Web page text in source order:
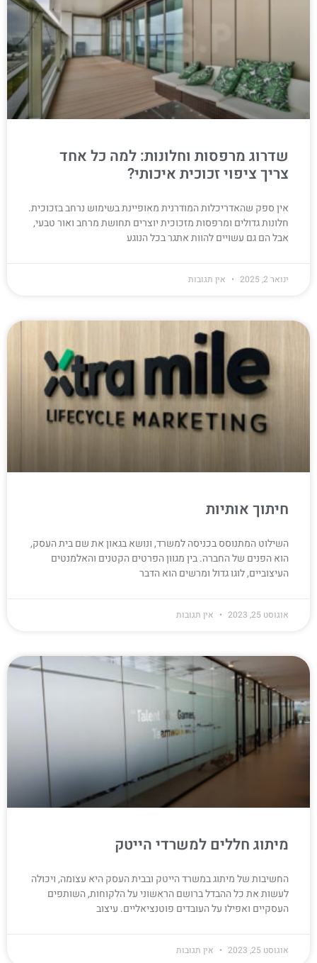
שדרוג מרפסות וחלונות: למה כל אחד
צריך ציפוי זכוכית איכותי?
אין ספק שהאדריכלות המודרנית מאופיינת בשימוש נרחב בזכוכית.
חלונות גדולים ומרפסות מזכוכית יוצרים תחושת מרחב ואור טבעי,
אבל הם גם עשויים להוות אתגר בכל הנוגע
ינואר 2, 2025 אין תגובות
חיתוך אותיות
השילוט המתנוסס בכניסה למשרד, ונושא בגאון את שם בית העסק,
הוא הפנים של החברה. בין מגוון הפרטים הקטנים והאלמנטים
העיצוביים, לוגו גדול ומרשים הוא הדבר
אוגוסט 25, 2023 אין תגובות
מיתוג חללים למשרדי הייטק
החשיבות של מיתוג במשרד הייטק ובבית העסק היא עצומה, ויכולה
לעשות את כל ההבדל ברושם הראשוני על הלקוחות, השותפים
העסקיים ואפילו על העובדים פוטנציאליים. עיצוב
אוגוסט 25, 2023 אין תגובות